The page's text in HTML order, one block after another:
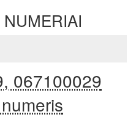
067100029